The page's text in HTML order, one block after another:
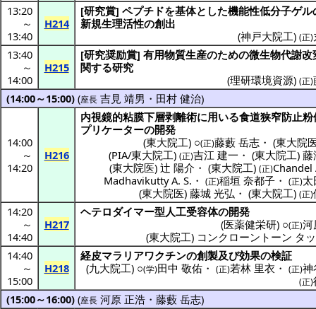
13:20
～
13:40
H214
[研究賞]ペプチドを基体とした機能性低分子ゲル
新規生理活性の創出
(神戸大院工) (正)
13:40
～
14:00
H215
[研究奨励賞]有用物質生産のための微生物代謝改
関する研究
(理研環境資源) (正)
(14:00～15:00) (座長 吉見 靖男 ・ 田村 健治)
14:00
～
14:20
H216
内視鏡的粘膜下層剥離術に用いる食道狭窄防止
プリケーターの開発
(東大院工) ○(正)藤藪 岳志・ (東大院
(PIA/東大院工) (正)吉江 建一 ・ (東大院工) 藤
(東大院医) 辻 陽介 ・ (東大院工) (正)Chandel
Madhavikutty A. S. ・ (正)稲垣 奈都子・ (正)太
(東大院医) 藤城 光弘 ・ (東大院工) (正)
14:20
～
14:40
H217
ヘテロダイマー型 人工受容体の開発
(医薬健栄研) ○(正)河
(東大院工) コンクローントーン タ
14:40
～
15:00
H218
経皮マラリアワクチンの創製及び効果の検証
(九大院工) ○(学)田中 敬佑・ (正)若林 里衣 ・ (正)神
(正)
(15:00～16:00) (座長 河原 正浩 ・藤藪 岳志)